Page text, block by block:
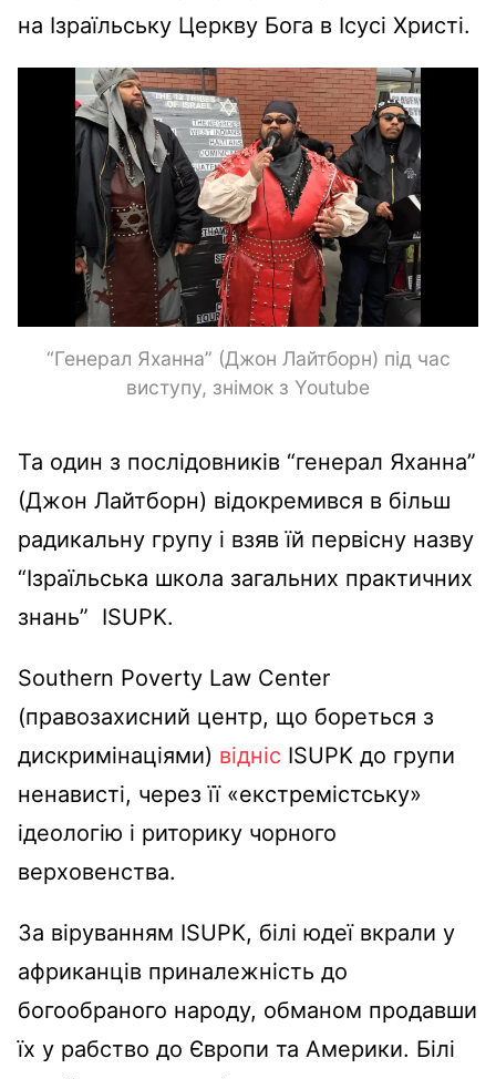
на Ізраїльську Церкву Бога в Ісусі Христі.
“Генерал Яханна” (Джон Лайтборн) під час
виступу, знімок з Youtube
Та один з послідовників “генерал Яханна”
(Джон Лайтборн) відокремився в більш
радикальну групу і взяв їй первісну назву
“Ізраїльська школа загальних практичних
знань” ISUPK.
Southern Poverty Law Center
(правозахисний центр, що бореться з
дискримінаціями) відніс ISUPK до групи
ненависті, через її «екстремістську»
ідеологію і риторику чорного
верховенства.
За віруванням ISUPK, білі юдеї вкрали у
африканців приналежність до
богообраного народу, обманом продавши
їх у рабство до Європи та Америки. Білі